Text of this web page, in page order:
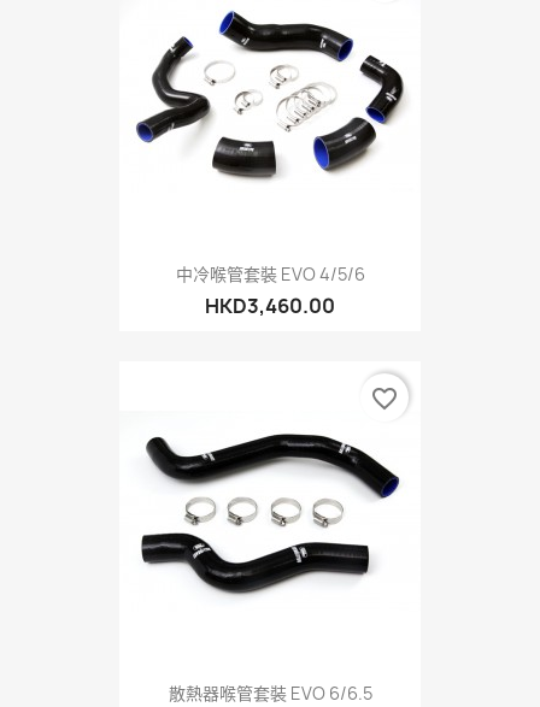
中冷喉管套裝 EVO 4/5/6
HKD3,460.00
散熱器喉管套裝 EVO 6/6.5
favorite_border